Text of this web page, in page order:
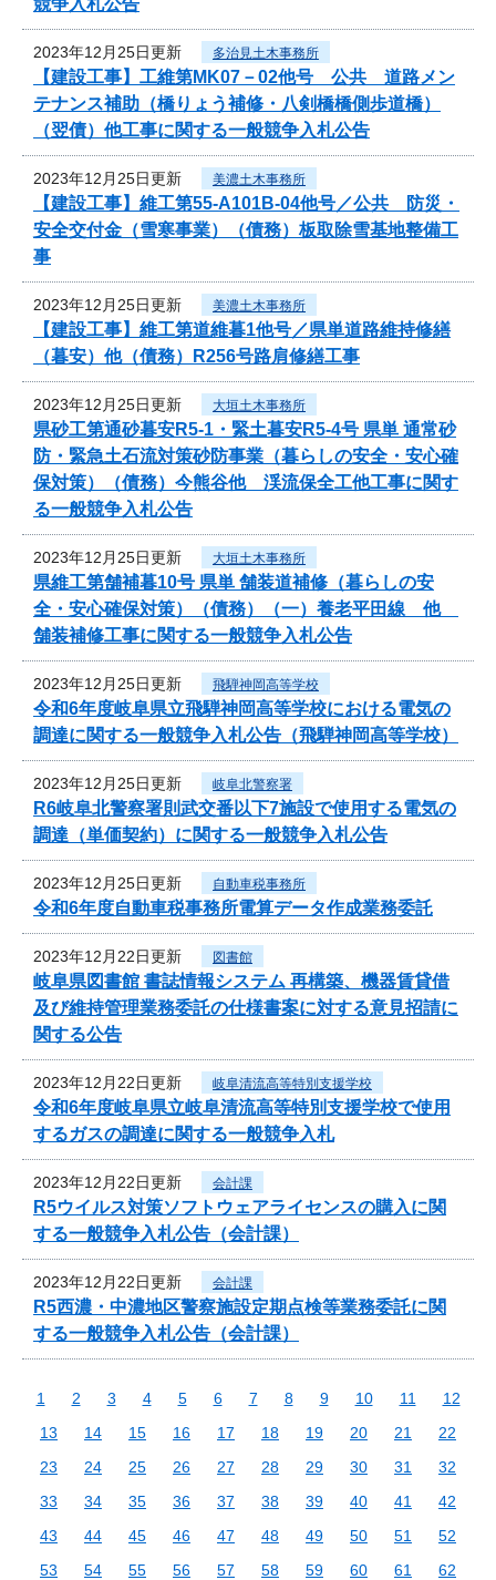
2023年12月25日更新 多治見土木事務所
【建設工事】工維第MK07－02他号 公共 道路メン
テナンス補助（橋りょう補修・八剣橋橋側歩道橋）
（翌債）他工事に関する一般競争入札公告
2023年12月25日更新 美濃土木事務所
【建設工事】維工第55-A101B-04他号／公共 防災・
安全交付金（雪寒事業）（債務）板取除雪基地整備工
事
2023年12月25日更新 美濃土木事務所
【建設工事】維工第道維暮1他号／県単道路維持修繕
（暮安）他（債務）R256号路肩修繕工事
2023年12月25日更新 大垣土木事務所
県砂工第通砂暮安R5-1・緊土暮安R5-4号 県単 通常砂
防・緊急土石流対策砂防事業（暮らしの安全・安心確
保対策）（債務）今熊谷他 渓流保全工他工事に関す
る一般競争入札公告
2023年12月25日更新 大垣土木事務所
県維工第舗補暮10号 県単 舗装道補修（暮らしの安
全・安心確保対策）（債務）（一）養老平田線 他
舗装補修工事に関する一般競争入札公告
2023年12月25日更新 飛騨神岡高等学校
令和6年度岐阜県立飛騨神岡高等学校における電気の
調達に関する一般競争入札公告（飛騨神岡高等学校）
2023年12月25日更新 岐阜北警察署
R6岐阜北警察署則武交番以下7施設で使用する電気の
調達（単価契約）に関する一般競争入札公告
2023年12月25日更新 自動車税事務所
令和6年度自動車税事務所電算データ作成業務委託
2023年12月22日更新 図書館
岐阜県図書館 書誌情報システム 再構築、機器賃貸借
及び維持管理業務委託の仕様書案に対する意見招請に
関する公告
2023年12月22日更新 岐阜清流高等特別支援学校
令和6年度岐阜県立岐阜清流高等特別支援学校で使用
するガスの調達に関する一般競争入札
2023年12月22日更新 会計課
R5ウイルス対策ソフトウェアライセンスの購入に関
する一般競争入札公告（会計課）
2023年12月22日更新 会計課
R5西濃・中濃地区警察施設定期点検等業務委託に関
する一般競争入札公告（会計課）
1 2 3 4 5 6 7 8 9 10 11
12
13
14 15 16 17 18 19 20 21
22
23
24 25 26 27 28 29 30 31
32
33
34 35 36 37 38 39 40 41
42
43
44 45 46 47 48 49 50 51
52
53
54 55 56 57 58 59 60 61
62